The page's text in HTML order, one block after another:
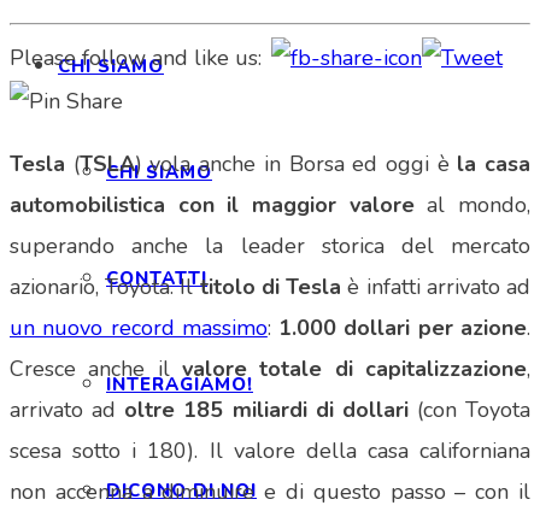
CHI SIAMO
CHI SIAMO
CONTATTI
INTERAGIAMO!
DICONO DI NOI
Please follow and like us:
Tesla (TSLA) vola anche in Borsa ed oggi è la casa
automobilistica con il maggior valoreal mondo,
superando anche la leader storica del mercato
azionario, Toyota. Iltitolo di Tesla è infatti arrivato ad
un nuovo record massimo: 1.000 dollari per azione.
Cresce anche il valore totale di capitalizzazione,
arrivato ad oltre 185 miliardi di dollari(con Toyota
scesa sotto i 180). Il valore della casa californiana
non accenna a diminuire e di questo passo – con il